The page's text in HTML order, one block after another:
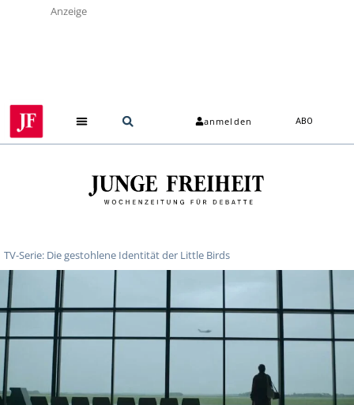
Anzeige
anmelden ABO
TV-Serie: Die gestohlene Identität der Little Birds